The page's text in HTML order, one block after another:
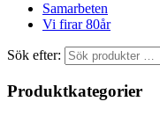
Samarbeten
Vi firar 80år
Sök efter:
Produktkategorier